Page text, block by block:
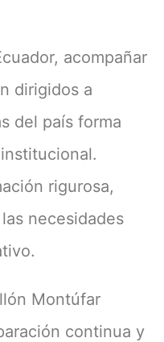
acompañar
dirigidos a
del país forma
rigurosa,
necesidades
Montúfar
continua y